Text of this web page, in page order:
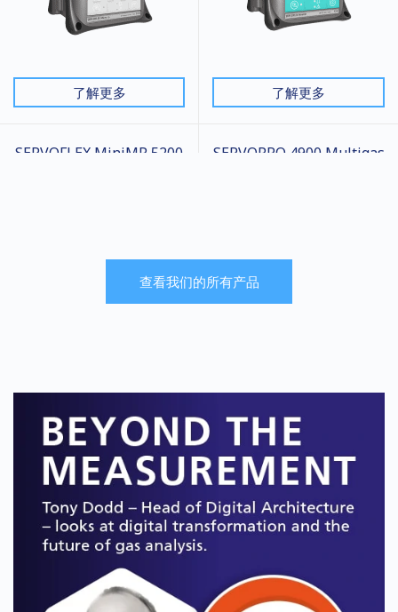
了解更多 了解更多
SERVOFLEX MiniMP 5200
了解更多
SERVOPRO 4900 Multigas
了解更多
SERVOPRO Chroma
SERVOPRO SAFE AREA
色度已针对特定背景气体进行了优
化，以确保为您的应用提供最佳性
能。
SERVOPRO DF-550E
SERVOPRO SAFE AREA
仪，针对超高纯电子气体的质量测量
进行了优化
查看我们的所有产品